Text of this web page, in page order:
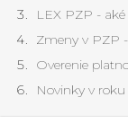
LEX PZP -
Zmeny v PZP
Overenie
Novinky v